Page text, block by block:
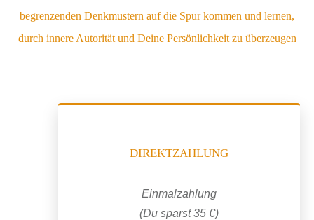
begrenzenden Denkmustern auf die Spur kommen und lernen,
durch innere Autorität und Deine Persönlichkeit zu überzeugen
DIREKTZAHLUNG
Einmalzahlung
(Du sparst 35 €)